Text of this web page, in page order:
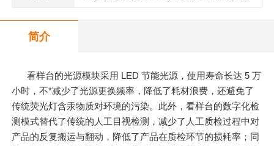
简介
看样台的光源模块采用 LED 节能光源，使用寿命长达 5 万
小时，不*减少了光源更换频率，降低了耗材浪费，还避免了
传统荧光灯含汞物质对环境的污染。此外，看样台的数字化检
测模式替代了传统的人工目视检测，减少了人工质检过程中对
产品的反复搬运与翻动，降低了产品在质检环节的损耗率；同